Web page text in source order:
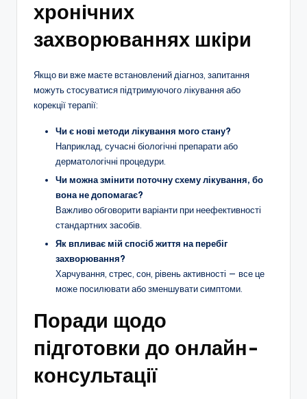
хронічних
захворюваннях шкіри
Якщо ви вже маєте встановлений діагноз, запитання
можуть стосуватися підтримуючого лікування або
корекції терапії:
Чи є нові методи лікування мого стану?
Наприклад, сучасні біологічні препарати або
дерматологічні процедури.
Чи можна змінити поточну схему лікування, бо
вона не допомагає?
Важливо обговорити варіанти при неефективності
стандартних засобів.
Як впливає мій спосіб життя на перебіг
захворювання?
Харчування, стрес, сон, рівень активності — все це
може посилювати або зменшувати симптоми.
Поради щодо
підготовки до онлайн-
консультації